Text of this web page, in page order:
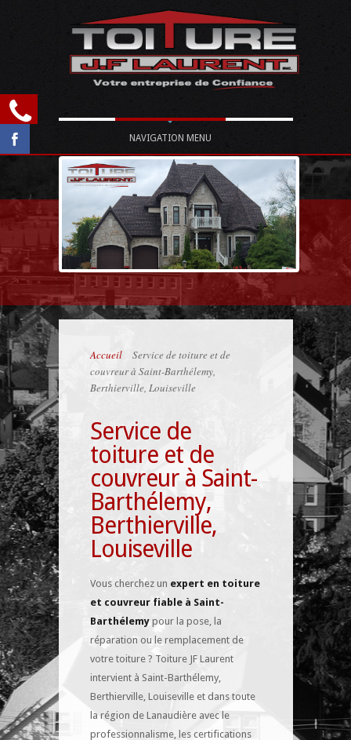
NAVIGATION MENU
Accueil
Service de toiture et de
couvreur à Saint-Barthélemy,
Berthierville, Louiseville
Service de
toiture et de
couvreur à Saint-
Barthélemy,
Berthierville,
Louiseville
Vous cherchez un expert en toiture
et couvreur fiable à Saint-
Barthélemypour la pose, la
réparation ou le remplacement de
votre toiture ? Toiture JF Laurent
intervient à Saint-Barthélemy,
Berthierville, Louiseville et dans toute
la région de Lanaudière avec le
professionnalisme, les certifications